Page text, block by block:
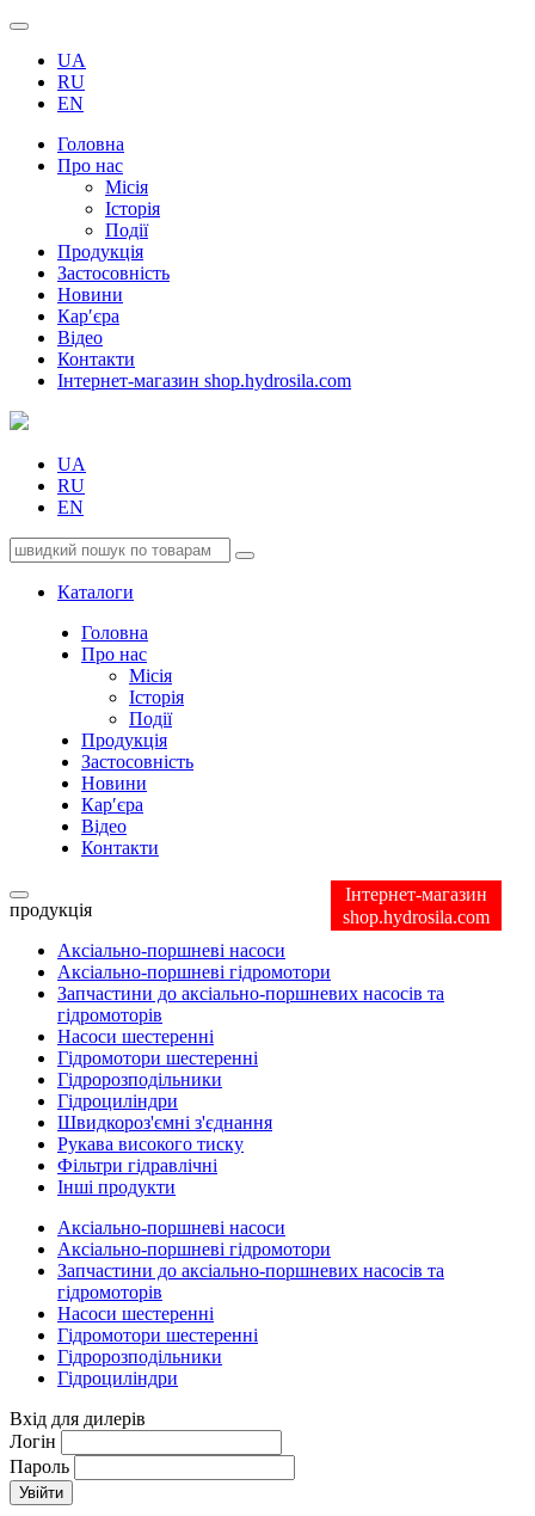
UA
RU
EN
Головна
Про нас
Місія
Історія
Події
Продукція
Застосовність
Новини
Кар′єра
Відео
Контакти
Інтернет-магазин shop.hydrosila.com
UA
RU
EN
Каталоги
Головна
Про нас
Місія
Історія
Події
Продукція
Застосовність
Новини
Кар′єра
Відео
Контакти
Інтернет-магазин
shop.hydrosila.com
продукція
Аксіально-поршневі насоси
Аксіально-поршневі гідромотори
Запчастини до аксіально-поршневих насосів та
гідромоторів
Насоси шестеренні
Гідромотори шестеренні
Гідророзподільники
Гідроциліндри
Швидкороз'ємні з'єднання
Рукава високого тиску
Фільтри гідравлічні
Інші продукти
Аксіально-поршневі насоси
Аксіально-поршневі гідромотори
Запчастини до аксіально-поршневих насосів та
гідромоторів
Насоси шестеренні
Гідромотори шестеренні
Гідророзподільники
Гідроциліндри
Вхід для дилерів
Логін
Пароль